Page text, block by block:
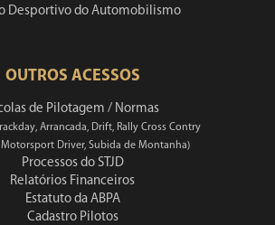
Desportivo do Automobilismo
OUTROS ACESSOS
de Pilotagem / Normas
Arrancada, Drift, Rally Cross Contry
Motorsport Driver, Subida de Montanha)
Processos do STJD
Relatórios Financeiros
Estatuto da ABPA
Cadastro Pilotos